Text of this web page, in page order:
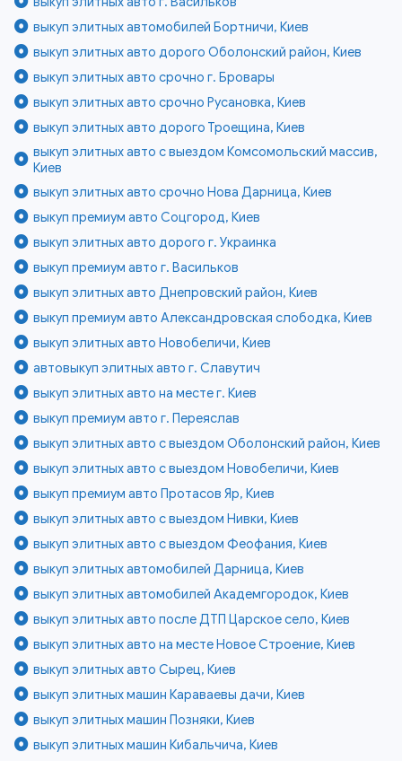
выкуп элитных автомобилей Бортничи, Киев
выкуп элитных авто дорого Оболонский район, Киев
выкуп элитных авто срочно г. Бровары
выкуп элитных авто срочно Русановка, Киев
выкуп элитных авто дорого Троещина, Киев
выкуп элитных авто с выездом Комсомольский массив,
Киев
выкуп элитных авто срочно Нова Дарница, Киев
выкуп премиум авто Соцгород, Киев
выкуп элитных авто дорого г. Украинка
выкуп премиум авто г. Васильков
выкуп элитных авто Днепровский район, Киев
выкуп премиум авто Александровская слободка, Киев
выкуп элитных авто Новобеличи, Киев
автовыкуп элитных авто г. Славутич
выкуп элитных авто на месте г. Киев
выкуп премиум авто г. Переяслав
выкуп элитных авто с выездом Оболонский район, Киев
выкуп элитных авто с выездом Новобеличи, Киев
выкуп премиум авто Протасов Яр, Киев
выкуп элитных авто с выездом Нивки, Киев
выкуп элитных авто с выездом Феофания, Киев
выкуп элитных автомобилей Дарница, Киев
выкуп элитных автомобилей Академгородок, Киев
выкуп элитных авто после ДТП Царское село, Киев
выкуп элитных авто на месте Новое Строение, Киев
выкуп элитных авто Сырец, Киев
выкуп элитных машин Караваевы дачи, Киев
выкуп элитных машин Позняки, Киев
выкуп элитных машин Кибальчича, Киев